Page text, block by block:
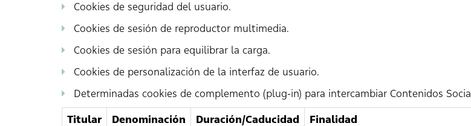
Cookies de seguridad del usuario.
Cookies de sesión de reproductor multimedia.
Cookies de sesión para equilibrar la carga.
Cookies de personalización de la interfaz de usuario.
Determinadas cookies de complemento (plug-in) para intercambiar Contenidos
Titular Denominación Duración/Caducidad
Finalidad